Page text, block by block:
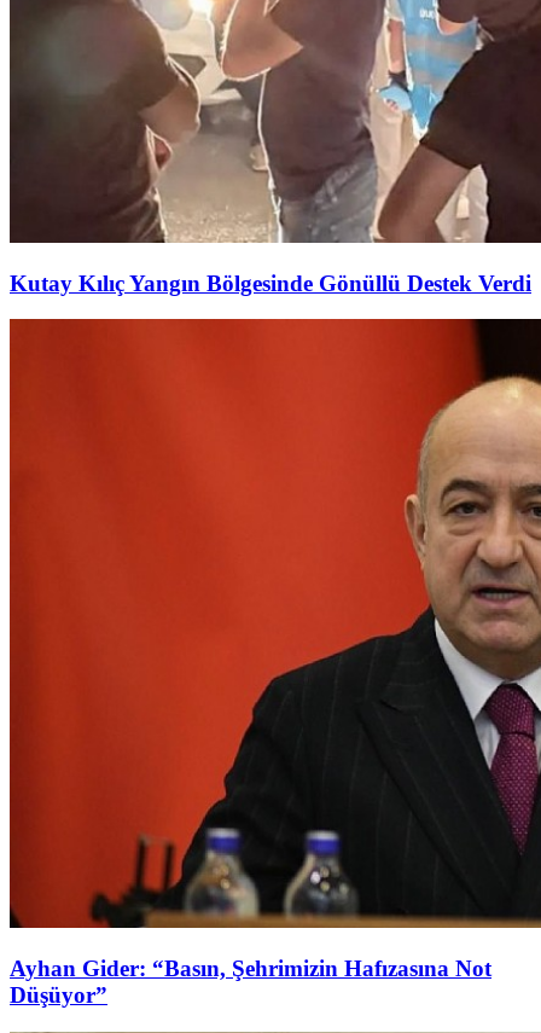
Kutay Kılıç Yangın Bölgesinde Gönüllü Destek Verdi
Ayhan Gider: “Basın, Şehrimizin Hafızasına Not
Düşüyor”